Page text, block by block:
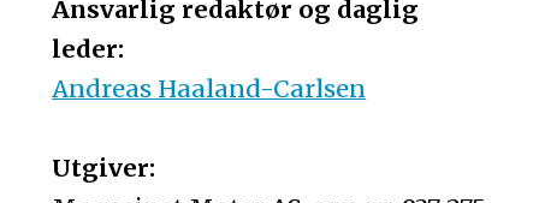
Ansvarlig redaktør og daglig
leder:
Andreas Haaland-Carlsen
Utgiver: